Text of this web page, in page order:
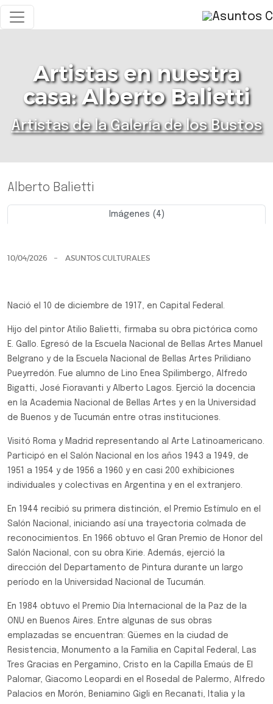
Artistas en nuestra
casa: Alberto Balietti
Artistas de la Galería de los Bustos
Alberto Balietti
Imágenes (4)
10/04/2026 ASUNTOS CULTURALES
Nació el 10 de diciembre de 1917, en Capital Federal.
Hijo del pintor Atilio Balietti, firmaba su obra pictórica como
E. Gallo. Egresó de la Escuela Nacional de Bellas Artes Manuel
Belgrano y de la Escuela Nacional de Bellas Artes Prilidiano
Pueyrredón. Fue alumno de Lino Enea Spilimbergo, Alfredo
Bigatti, José Fioravanti y Alberto Lagos. Ejerció la docencia
en la Academia Nacional de Bellas Artes y en la Universidad
de Buenos y de Tucumán entre otras instituciones.
Visitó Roma y Madrid representando al Arte Latinoamericano.
Participó en el Salón Nacional en los años 1943 a 1949, de
1951 a 1954 y de 1956 a 1960 y en casi 200 exhibiciones
individuales y colectivas en Argentina y en el extranjero.
En 1944 recibió su primera distinción, el Premio Estímulo en el
Salón Nacional, iniciando así una trayectoria colmada de
reconocimientos. En 1966 obtuvo el Gran Premio de Honor del
Salón Nacional, con su obra Kirie. Además, ejerció la
dirección del Departamento de Pintura durante un largo
período en la Universidad Nacional de Tucumán.
En 1984 obtuvo el Premio Día Internacional de la Paz de la
ONU en Buenos Aires. Entre algunas de sus obras
emplazadas se encuentran: Güemes en la ciudad de
Resistencia, Monumento a la Familia en Capital Federal, Las
Tres Gracias en Pergamino, Cristo en la Capilla Emaús de El
Palomar, Giacomo Leopardi en el Rosedal de Palermo, Alfredo
Palacios en Morón, Beniamino Gigli en Recanati, Italia y la